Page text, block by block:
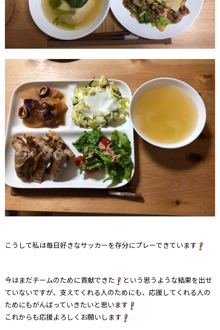
こうして私は毎日好きなサッカーを存分にプレーできています
今はまだチームのために貢献できた
という思うような結果を出せ
ていないですが、支えてくれる人のためにも、応援してくれる人の
ためにもがんばっていきたいと思います
これからも応援よろしくお願いします